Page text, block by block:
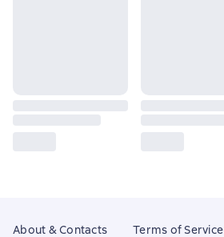
About & Contacts Terms of Service